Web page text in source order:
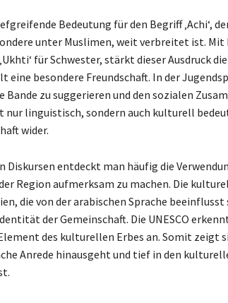
Bedeutung für den Begriff ‚Achi‘,
unter Muslimen, weit verbreitet ist. Mit
für Schwester, stärkt dieser Ausdruck
eine besondere Freundschaft. In der
Bande zu suggerieren und den sozialen
nur linguistisch, sondern auch kulturell
wider.
entdeckt man häufig die
Region aufmerksam zu machen. Die
die von der arabischen Sprache beeinflusst
der Gemeinschaft. Die UNESCO
des kulturellen Erbes an. Somit zeigt
Anrede hinausgeht und tief in den